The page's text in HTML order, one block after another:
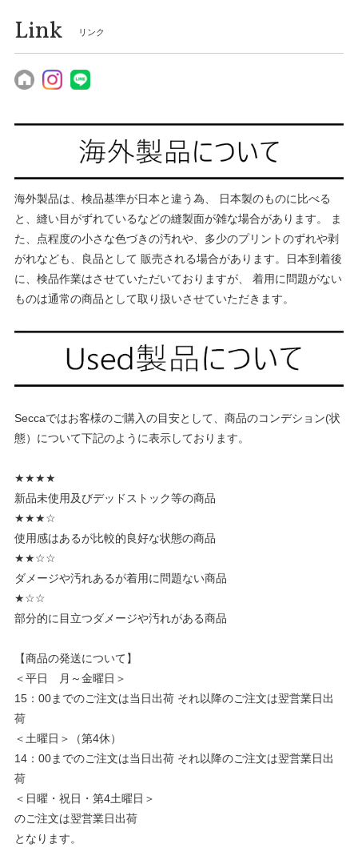
Link リンク
海外製品は、検品基準が日本と違う為、 日本製のものに比べる
と、縫い目がずれているなどの縫製面が雑な場合があります。 ま
た、点程度の小さな色づきの汚れや、多少のプリントのずれや剥
がれなども、良品として 販売される場合があります。日本到着後
に、検品作業はさせていただいておりますが、 着用に問題がない
ものは通常の商品として取り扱いさせていただきます。
Seccaではお客様のご購入の目安として、商品のコンデション(状
態）について下記のように表示しております。
★★★★
新品未使用及びデッドストック等の商品
★★★☆
使用感はあるが比較的良好な状態の商品
★★☆☆
ダメージや汚れあるが着用に問題ない商品
★☆☆
部分的に目立つダメージや汚れがある商品
【商品の発送について】
＜平日 月～金曜日＞
15：00までのご注文は当日出荷 それ以降のご注文は翌営業日出
荷
＜土曜日＞（第4休）
14：00までのご注文は当日出荷 それ以降のご注文は翌営業日出
荷
＜日曜・祝日・第4土曜日＞
のご注文は翌営業日出荷
となります。